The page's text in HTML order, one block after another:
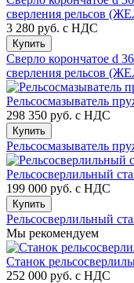
сверления рельсов
3 280 руб. с НДС
Купить
Сверло корончатое d
сверления рельсов
Рельсосмазыватель
298 350 руб. с НДС
Купить
Рельсосмазыватель
Рельсосверлильный
199 000 руб. с НДС
Купить
Рельсосверлильный
Мы рекомендуем
Станок
252 000 руб. с НДС